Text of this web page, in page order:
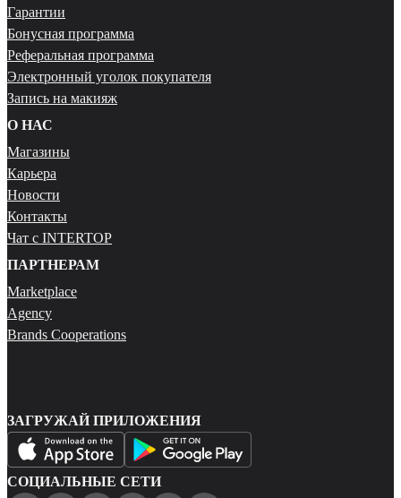
Гарантии
Бонусная программа
Реферальная программа
Электронный уголок покупателя
Запись на макияж
О НАС
Магазины
Карьера
Новости
Контакты
Чат с INTERTOP
ПАРТНЕРАМ
Marketplace
Agency
Brands Cooperations
ЗАГРУЖАЙ ПРИЛОЖЕНИЯ
СОЦИАЛЬНЫЕ СЕТИ